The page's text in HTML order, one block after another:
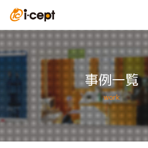
事例一覧
work